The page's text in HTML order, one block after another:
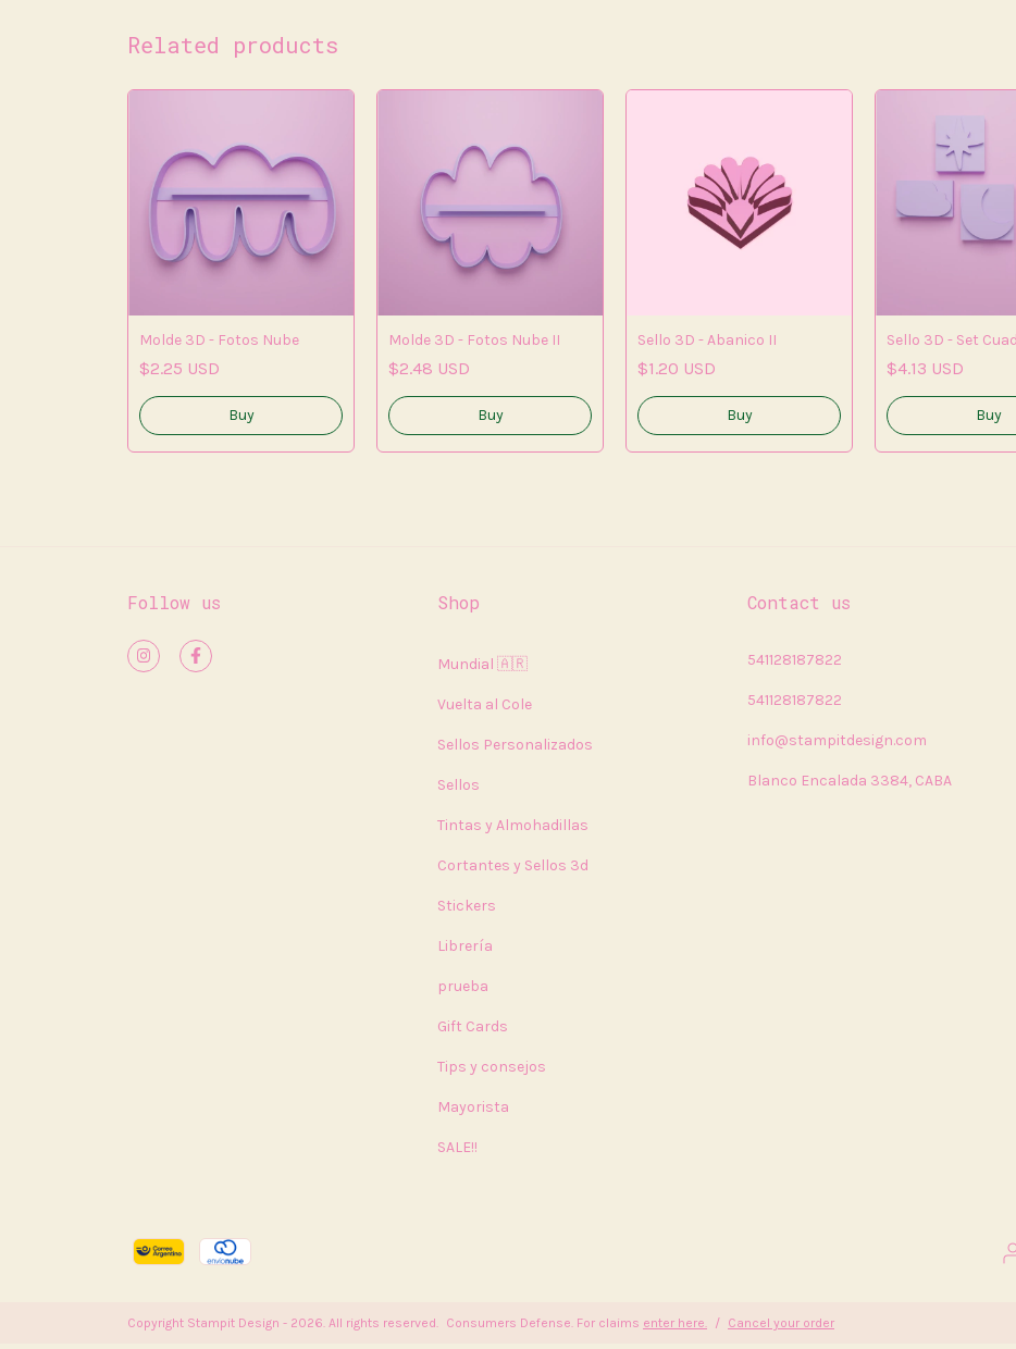
Related products
Molde 3D - Fotos Nube
$2.25 USD
Molde 3D - Fotos Nube II
$2.48 USD
Sello 3D - Abanico II
$1.20 USD
Sello 3D - Set
$4.13 USD
Follow us Shop
Mundial 🇦🇷
Vuelta al Cole
Sellos Personalizados
Sellos
Tintas y Almohadillas
Cortantes y Sellos 3d
Stickers
Librería
prueba
Gift Cards
Tips y consejos
Mayorista
SALE!!
Contact us
541128187822
541128187822
info@stampitdesign.com
Blanco Encalada 3384, CABA
Copyright Stampit Design - 2026. All rights reserved. Consumers Defense. For claims enter here. / Cancel your order